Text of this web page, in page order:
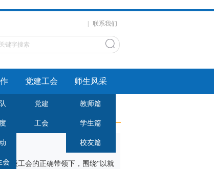
联系我们
会
党建工会
党建
工会
师生风采
教师篇
学生篇
校友篇
级工会的正确带领下，围绕“以就